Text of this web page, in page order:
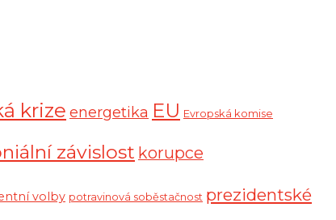
krize energetika EU Evropská komise
závislost korupce
volby potravinová soběstačnost prezidentské